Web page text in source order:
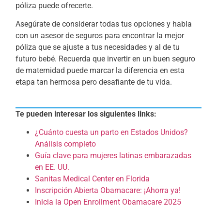
póliza puede ofrecerte.
Asegúrate de considerar todas tus opciones y habla
con un asesor de seguros para encontrar la mejor
póliza que se ajuste a tus necesidades y al de tu
futuro bebé. Recuerda que invertir en un buen seguro
de maternidad puede marcar la diferencia en esta
etapa tan hermosa pero desafiante de tu vida.
Te pueden interesar los siguientes links:
¿Cuánto cuesta un parto en Estados Unidos?
Análisis completo
Guía clave para mujeres latinas embarazadas
en EE. UU.
Sanitas Medical Center en Florida
Inscripción Abierta Obamacare: ¡Ahorra ya!
Inicia la Open Enrollment Obamacare 2025